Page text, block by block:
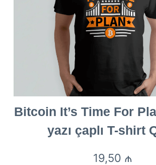
Bitcoin It’s Time For
yazı çaplı T-shirt
19,50 ₼